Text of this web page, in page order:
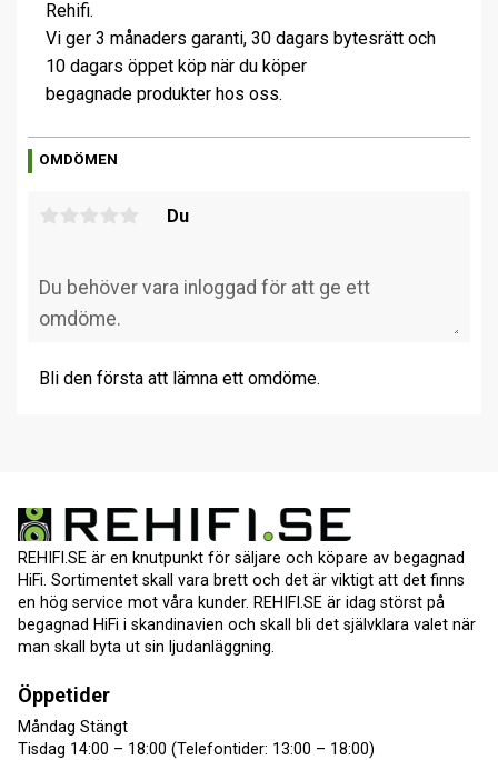
Rehifi.
Vi ger 3 månaders garanti, 30 dagars bytesrätt och
10 dagars öppet köp när du köper
begagnade produkter hos oss.
OMDÖMEN
Du
Bli den första att lämna ett omdöme.
REHIFI.SE är en knutpunkt för säljare och köpare av begagnad
HiFi. Sortimentet skall vara brett och det är viktigt att det finns
en hög service mot våra kunder. REHIFI.SE är idag störst på
begagnad HiFi i skandinavien och skall bli det självklara valet när
man skall byta ut sin ljudanläggning.
Öppetider
Måndag Stängt
Tisdag 14:00 – 18:00 (Telefontider: 13:00 – 18:00)